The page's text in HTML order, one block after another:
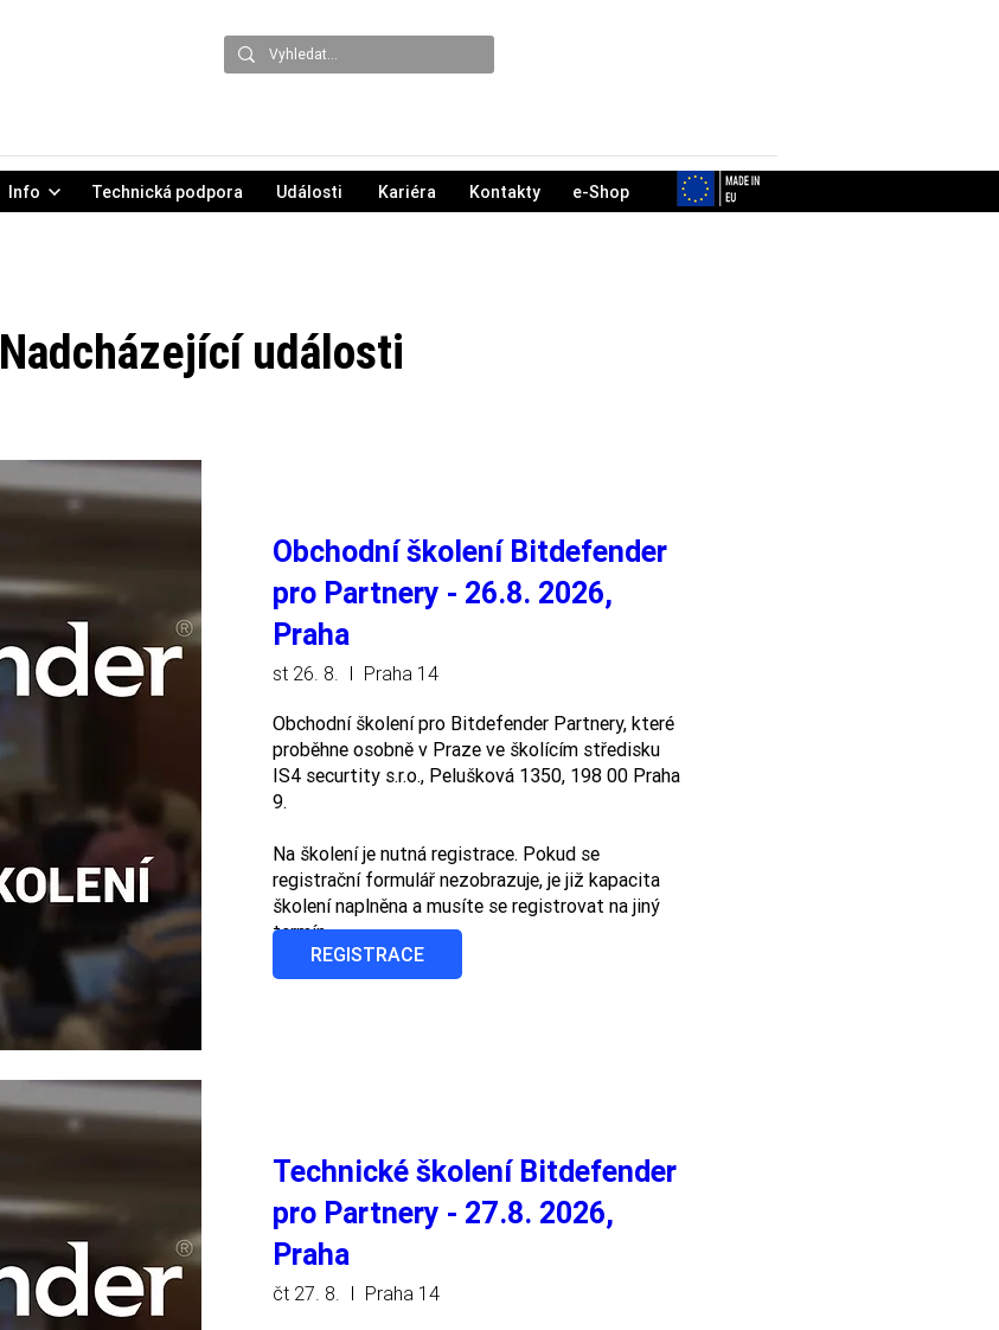
Info Technická podpora Události Kariéra Kontakty e-Shop
Nadcházející události
Obchodní školení Bitdefender
pro Partnery - 26.8. 2026,
Praha
st 26. 8. Praha 14
Obchodní školení pro Bitdefender Partnery, které
proběhne osobně v Praze ve školícím středisku
IS4 securtity s.r.o., Pelušková 1350, 198 00 Praha
9.
Na školení je nutná registrace. Pokud se
registrační formulář nezobrazuje, je již kapacita
školení naplněna a musíte se registrovat na jiný
termín.
REGISTRACE
Technické školení Bitdefender
pro Partnery - 27.8. 2026,
Praha
čt 27. 8. Praha 14